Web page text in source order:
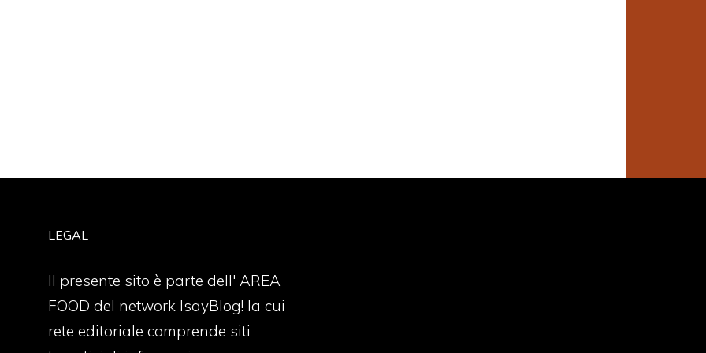
LEGAL
Il presente sito è parte dell' AREA
FOOD del network IsayBlog! la cui
rete editoriale comprende siti